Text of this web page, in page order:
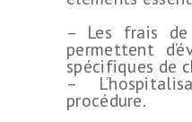
– Les frais
permettent
spécifiques de
–
procédure.